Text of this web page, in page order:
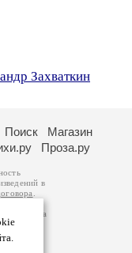
Захваткин
Поиск
Магазин
Проза.ру
в
авторам
возможна
за
на